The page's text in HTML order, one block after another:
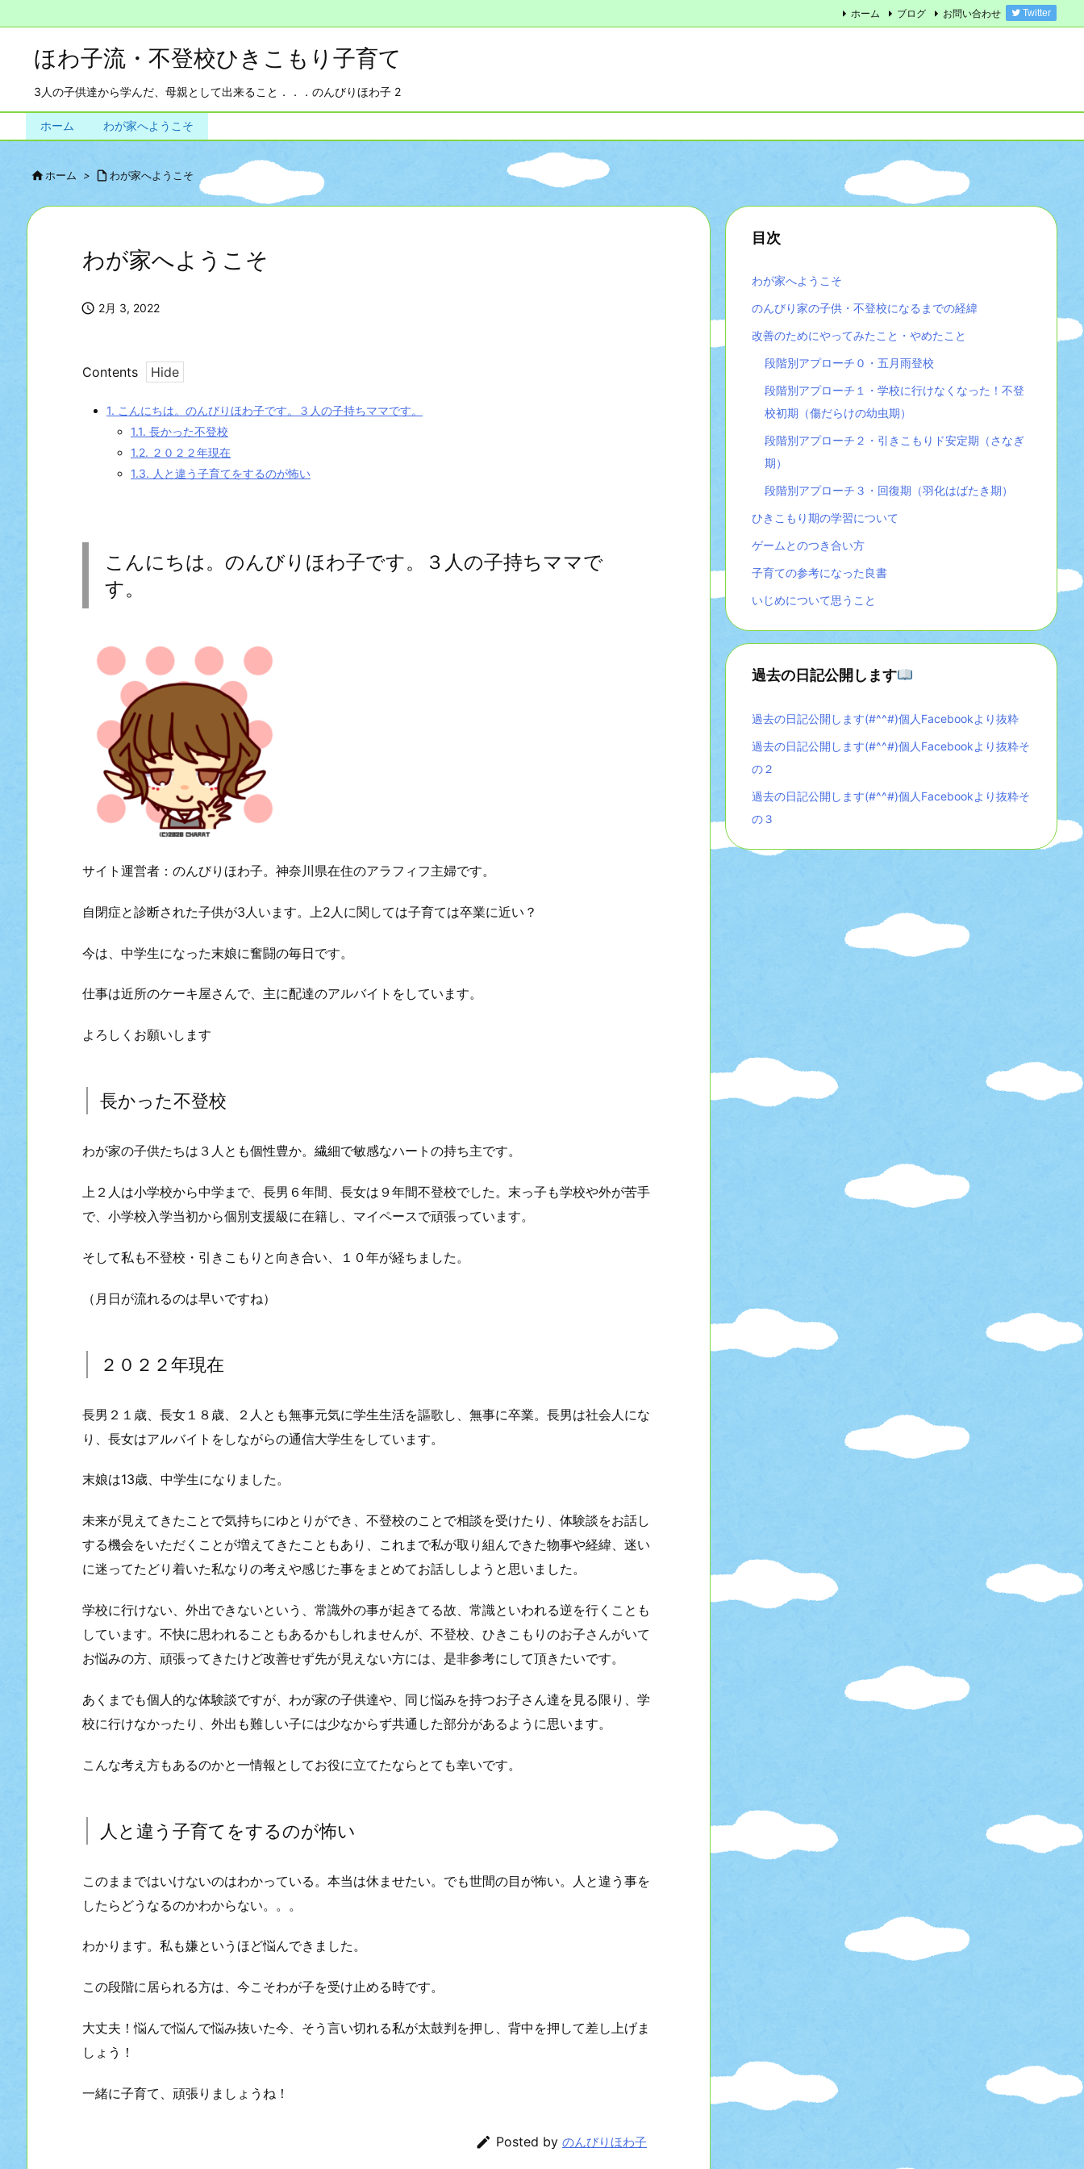
ほわ子流・不登校ひきこもり子育て
3人の子供達から学んだ、母親として出来ること．．．のんびりほわ子 2
ホーム わが家へようこそ
ホーム ブログ お問い合わせ Twitter
ホーム >  わが家へようこそ
わが家へようこそ
 2月 3, 2022
Contents
1. こんにちは。のんびりほわ子です。３人の子持ちママです。
1.1. 長かった不登校
1.2. ２０２２年現在
1.3. 人と違う子育てをするのが怖い
こんにちは。のんびりほわ子です。３人の子持ちママで
す。
サイト運営者：のんびりほわ子。神奈川県在住のアラフィフ主婦です。
自閉症と診断された子供が3人います。上2人に関しては子育ては卒業に近い？
今は、中学生になった末娘に奮闘の毎日です。
仕事は近所のケーキ屋さんで、主に配達のアルバイトをしています。
よろしくお願いします
長かった不登校
わが家の子供たちは３人とも個性豊か。繊細で敏感なハートの持ち主です。
上２人は小学校から中学まで、長男６年間、長女は９年間不登校でした。末っ子も学校や外が苦手
で、小学校入学当初から個別支援級に在籍し、マイペースで頑張っています。
そして私も不登校・引きこもりと向き合い、１０年が経ちました。
（月日が流れるのは早いですね）
２０２２年現在
長男２１歳、長女１８歳、２人とも無事元気に学生生活を謳歌し、無事に卒業。長男は社会人にな
り、長女はアルバイトをしながらの通信大学生をしています。
末娘は13歳、中学生になりました。
未来が見えてきたことで気持ちにゆとりができ、不登校のことで相談を受けたり、体験談をお話し
する機会をいただくことが増えてきたこともあり、これまで私が取り組んできた物事や経緯、迷い
に迷ってたどり着いた私なりの考えや感じた事をまとめてお話ししようと思いました。
学校に行けない、外出できないという、常識外の事が起きてる故、常識といわれる逆を行くことも
しています。不快に思われることもあるかもしれませんが、不登校、ひきこもりのお子さんがいて
お悩みの方、頑張ってきたけど改善せず先が見えない方には、是非参考にして頂きたいです。
あくまでも個人的な体験談ですが、わが家の子供達や、同じ悩みを持つお子さん達を見る限り、学
校に行けなかったり、外出も難しい子には少なからず共通した部分があるように思います。
こんな考え方もあるのかと一情報としてお役に立てたならとても幸いです。
人と違う子育てをするのが怖い
このままではいけないのはわかっている。本当は休ませたい。でも世間の目が怖い。人と違う事を
したらどうなるのかわからない。。。
わかります。私も嫌というほど悩んできました。
この段階に居られる方は、今こそわが子を受け止める時です。
大丈夫！悩んで悩んで悩み抜いた今、そう言い切れる私が太鼓判を押し、背中を押して差し上げま
しょう！
一緒に子育て、頑張りましょうね！
 Posted by のんびりほわ子
目次
わが家へようこそ
のんびり家の子供・不登校になるまでの経緯
改善のためにやってみたこと・やめたこと
段階別アプローチ０・五月雨登校
段階別アプローチ１・学校に行けなくなった！不登
校初期（傷だらけの幼虫期）
段階別アプローチ２・引きこもりド安定期（さなぎ
期）
段階別アプローチ３・回復期（羽化はばたき期）
ひきこもり期の学習について
ゲームとのつき合い方
子育ての参考になった良書
いじめについて思うこと
過去の日記公開します
過去の日記公開します(#^^#)個人Facebookより抜粋
過去の日記公開します(#^^#)個人Facebookより抜粋そ
の２
過去の日記公開します(#^^#)個人Facebookより抜粋そ
の３